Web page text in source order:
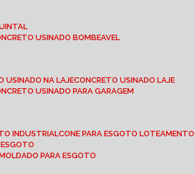
USINADO BOMBEAVEL
USINADO NA LAJE CONCRETO USINADO LAJE
USINADO PARA GARAGEM
INDUSTRIAL CONE PARA ESGOTO LOTEAMENTO
ESGOTO
MOLDADO PARA ESGOTO